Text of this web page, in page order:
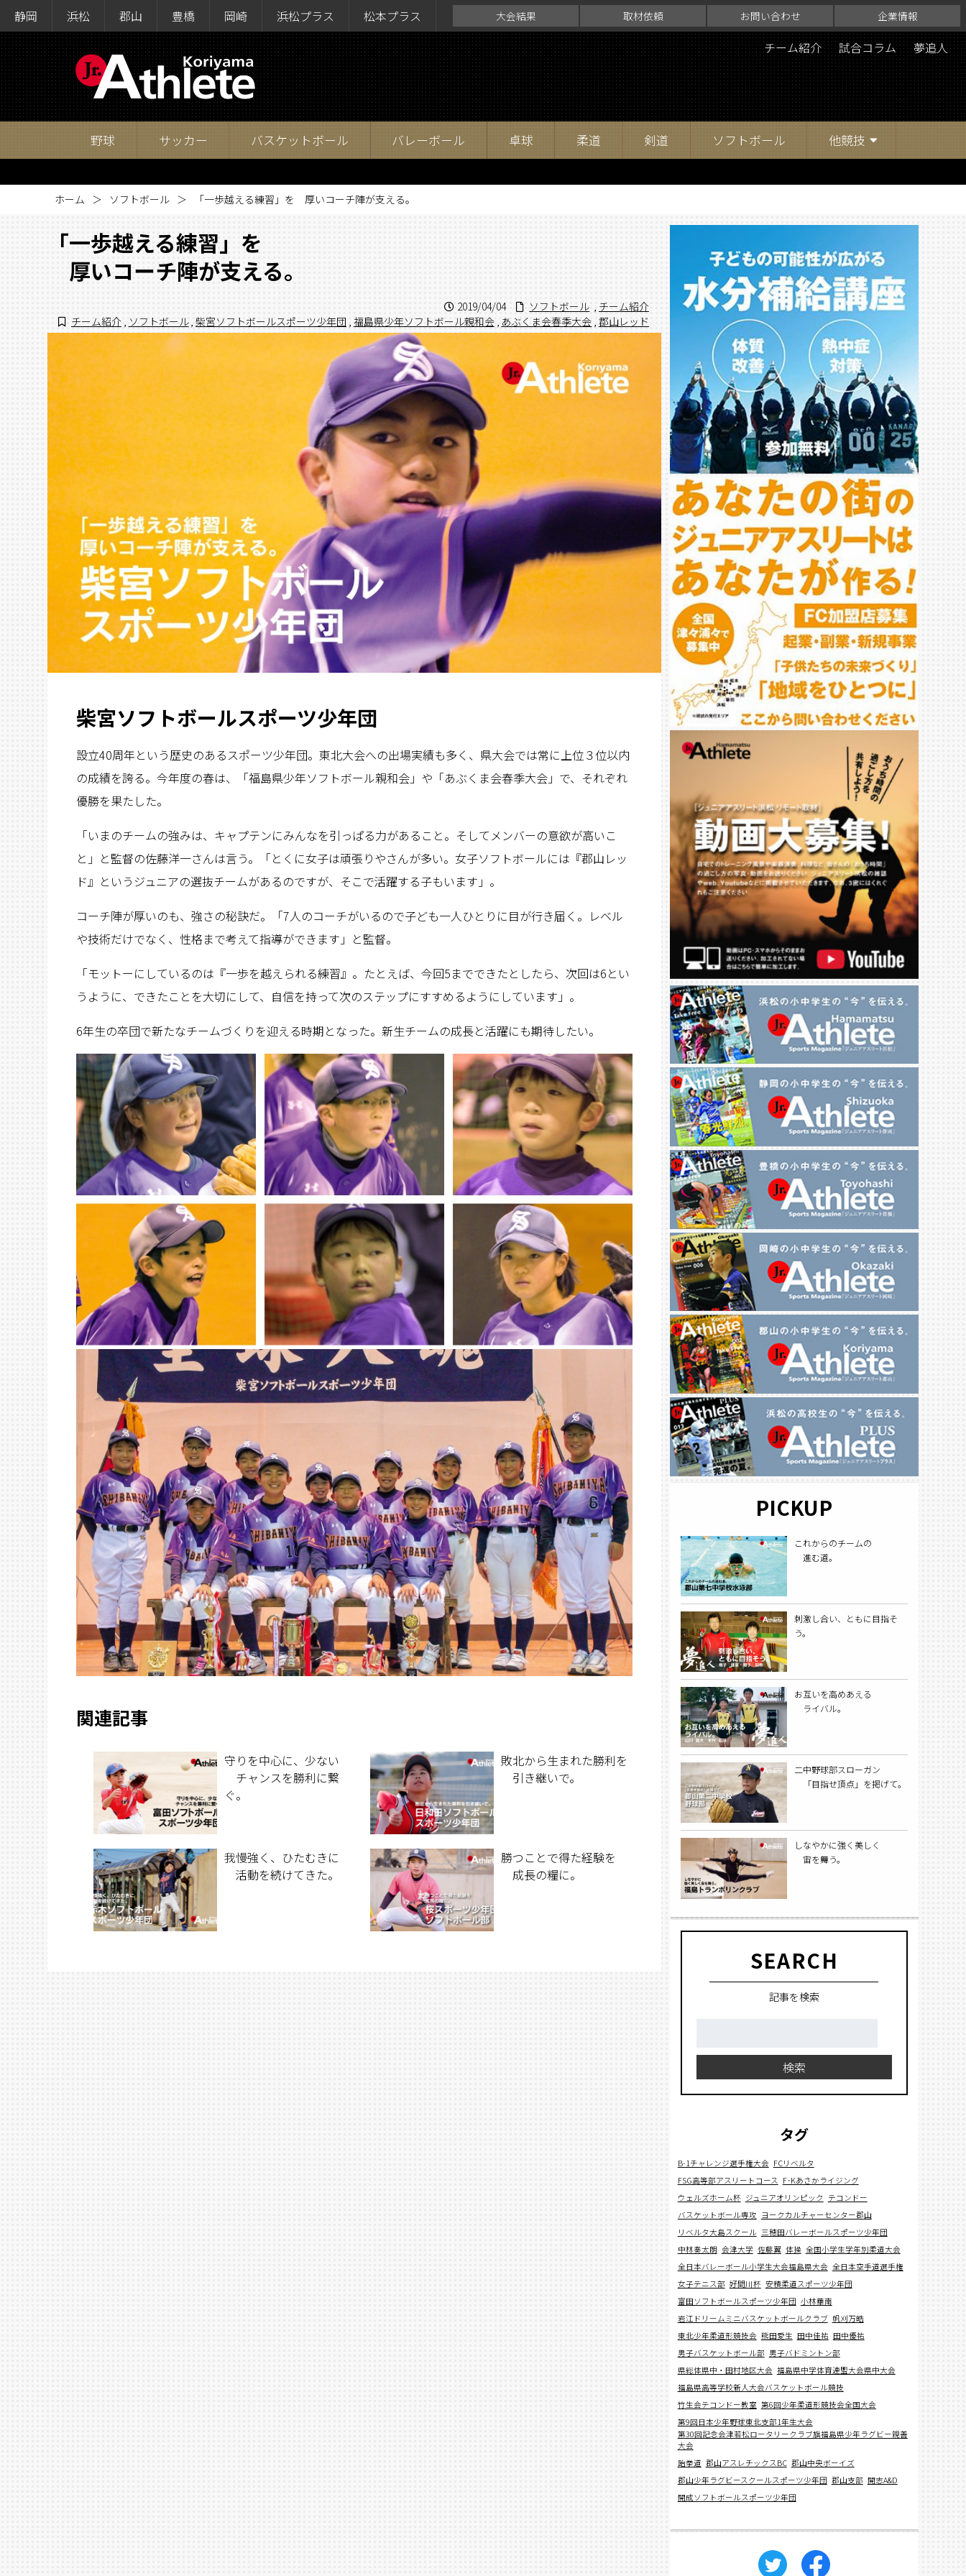
静岡 浜松 郡山 豊橋 岡崎 浜松プラス 松本プラス 大会結果 取材依頼 お問い合わせ 企業情報
チーム紹介 試合コラム 夢追人
野球 サッカー バスケットボール バレーボール 卓球 柔道 剣道 ソフトボール 他競技
ホーム ソフトボール 「一歩越える練習」を 厚いコーチ陣が支える。
「一歩越える練習」を
厚いコーチ陣が支える。
2019/04/04 ソフトボール , チーム紹介
チーム紹介 , ソフトボール, 柴宮ソフトボールスポーツ少年団 , 福島県少年ソフトボール親和会 , あぶくま会春季大会 , 郡山レッド
柴宮ソフトボールスポーツ少年団
設立40周年という歴史のあるスポーツ少年団。東北大会への出場実績も多く、県大会では常に上位３位以内
の成績を誇る。今年度の春は、「福島県少年ソフトボール親和会」や「あぶくま会春季大会」で、それぞれ
優勝を果たした。
「いまのチームの強みは、キャプテンにみんなを引っぱる力があること。そしてメンバーの意欲が高いこ
と」と監督の佐藤洋一さんは言う。「とくに女子は頑張りやさんが多い。女子ソフトボールには『郡山レッ
ド』というジュニアの選抜チームがあるのですが、そこで活躍する子もいます」。
コーチ陣が厚いのも、強さの秘訣だ。「7人のコーチがいるので子ども一人ひとりに目が行き届く。レベル
や技術だけでなく、性格まで考えて指導ができます」と監督。
「モットーにしているのは『一歩を越えられる練習』。たとえば、今回5までできたとしたら、次回は6とい
うように、できたことを大切にして、自信を持って次のステップにすすめるようにしています」。
6年生の卒団で新たなチームづくりを迎える時期となった。新生チームの成長と活躍にも期待したい。
関連記事
守りを中心に、少ない
チャンスを勝利に繋
ぐ。
敗北から生まれた勝利を
引き継いで。
我慢強く、ひたむきに
活動を続けてきた。
勝つことで得た経験を
成長の糧に。
PICKUP
これからのチームの
進む道。
刺激し合い、ともに目指そ
う。
お互いを高めあえる
ライバル。
二中野球部スローガン
「目指せ頂点」を掲げて。
しなやかに強く美しく
宙を舞う。
SEARCH
記事を検索
検索
タグ
B-1チャレンジ選手権大会 FCリベルタ
FSG高等部アスリートコース F･Kあさかライジング
ウェルズホーム杯 ジュニアオリンピック テコンドー
バスケットボール専攻 ヨークカルチャーセンター郡山
リベルタ大島スクール 三穂田バレーボールスポーツ少年団
中林奏太朗 会津大学 佐藤翼 体操 全国小学生学年別柔道大会
全日本バレーボール小学生大会福島県大会 全日本空手道選手権
女子テニス部 好間川杯 安積柔道スポーツ少年団
富田ソフトボールスポーツ少年団 小林華南
岩江ドリームミニバスケットボールクラブ 帆刈万皓
東北少年柔道形競技会 熊田愛生 田中佳祐 田中優祐
男子バスケットボール部 男子バドミントン部
県総体県中・田村地区大会 福島県中学体育連盟大会県中大会
福島県高等学校新人大会バスケットボール競技
竹生会テコンドー教室 第6回少年柔道形競技会全国大会
第9回日本少年野球東北支部1年生大会
第30回記念会津若松ロータリークラブ旗福島県少年ラグビー親善
大会
跆拳道 郡山アスレチックスBC 郡山中央ボーイズ
郡山少年ラグビースクールスポーツ少年団 郡山支部 開志A&D
開成ソフトボールスポーツ少年団